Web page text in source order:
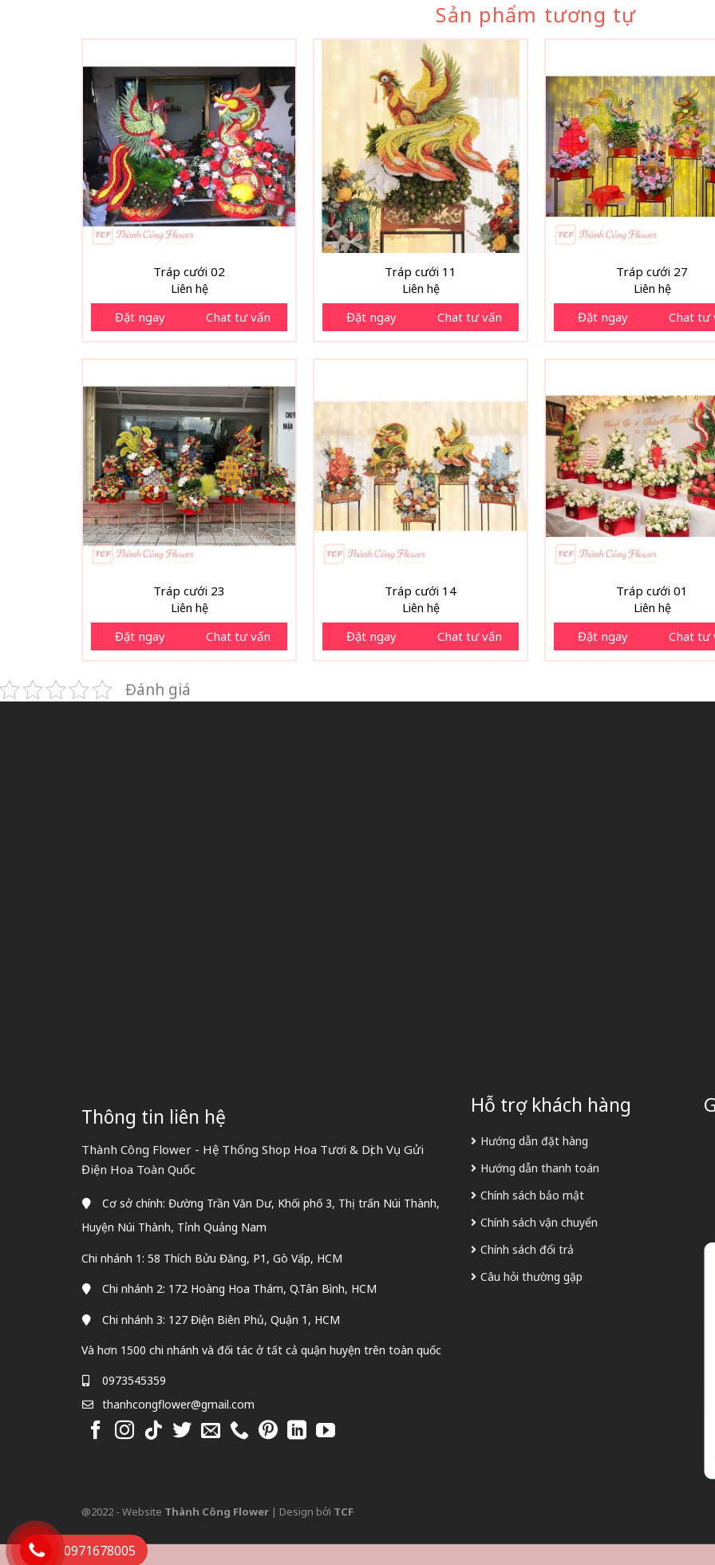
Sản phẩm tương tự
Tráp cưới 02
Liên hệ
Đặt ngay Chat tư vấn
Tráp cưới 11
Liên hệ
Đặt ngay Chat tư vấn
Tráp cưới 27
Liên hệ
Đặt ngay Chat tư
Tráp cưới 23
Liên hệ
Đặt ngay Chat tư vấn
Tráp cưới 14
Liên hệ
Đặt ngay Chat tư vấn
Tráp cưới 01
Liên hệ
Đặt ngay Chat tư
Đánh giá
Thông tin liên hệ
Thành Công Flower - Hệ Thống Shop Hoa Tươi & Dịch Vụ Gửi
Điện Hoa Toàn Quốc
Cơ sở chính: Đường Trần Văn Dư, Khối phố 3, Thị trấn Núi Thành,
Huyện Núi Thành, Tỉnh Quảng Nam
Chi nhánh 1: 58 Thích Bửu Đăng, P1, Gò Vấp, HCM
Chi nhánh 2: 172 Hoàng Hoa Thám, Q.Tân Bình, HCM
Chi nhánh 3: 127 Điện Biên Phủ, Quận 1, HCM
Và hơn 1500 chi nhánh và đối tác ở tất cả quận huyện trên toàn quốc
0973545359
thanhcongflower@gmail.com
Hỗ trợ khách hàng
Hướng dẫn đặt hàng
Hướng dẫn thanh toán
Chính sách bảo mật
Chính sách vận chuyển
Chính sách đổi trả
Câu hỏi thường gặp
@2022 - Website Thành Công Flower | Design bởi TCF
0971678005